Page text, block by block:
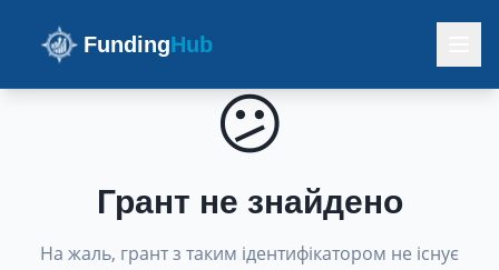
FundingHub
😕
Грант не знайдено
На жаль, грант з таким ідентифікатором не існує